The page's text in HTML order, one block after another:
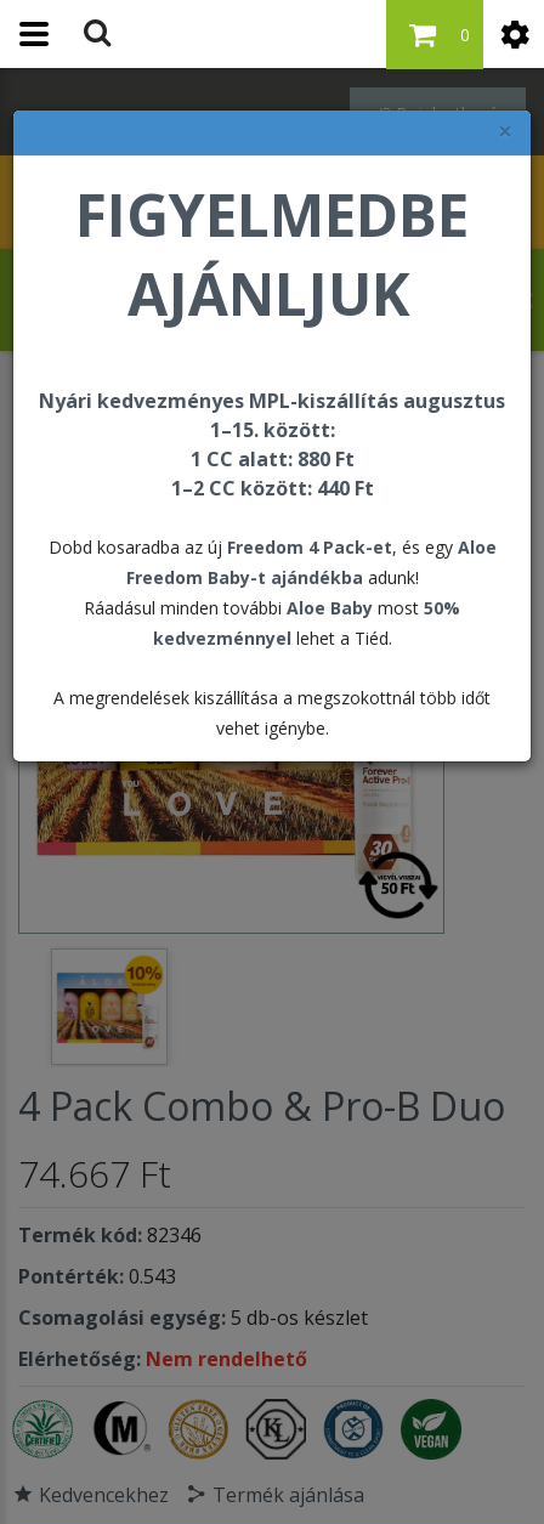
×
FIGYELMEDBE
AJÁNLJUK
Nyári kedvezményes MPL-kiszállítás augusztus
1–15. között:
1 CC alatt: 880 Ft
1–2 CC között: 440 Ft
Dobd kosaradba az új Freedom 4 Pack-et, és egy Aloe
Freedom Baby-t ajándékba adunk!
Ráadásul minden további Aloe Baby most 50%
kedvezménnyel lehet a Tiéd.
A megrendelések kiszállítása a megszokottnál több időt
vehet igénybe.
Bejelentkezés
0
Szabó Regina üdvözli Önt a Forever Living
internetes áruházában!
Pontértékes újdonságok
4 Pack Combo & Pro-B Duo
4 Pack Combo & Pro-B Duo
74.667 Ft
Termék kód:82346
Pontérték:0.543
Csomagolási egység: 5 db-os készlet
Elérhetőség: Nem rendelhető
Kedvencekhez Termék ajánlása